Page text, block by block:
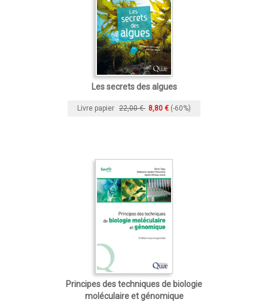
Les secrets des algues
Livre papier 22,00 € 8,80 € (-60%)
Principes des techniques de biologie
moléculaire et génomique